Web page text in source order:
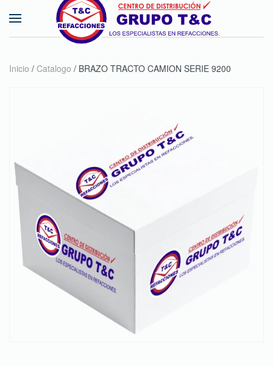
Skip to main content
Inicio / Catalogo / BRAZO TRACTO CAMION SERIE 9200